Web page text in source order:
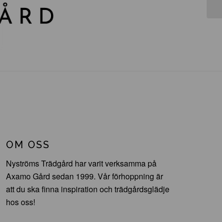
OM OSS
Nyströms Trädgård har varit verksamma på
Axamo Gård sedan 1999. Vår förhoppning är
att du ska finna inspiration och trädgårdsglädje
hos oss!